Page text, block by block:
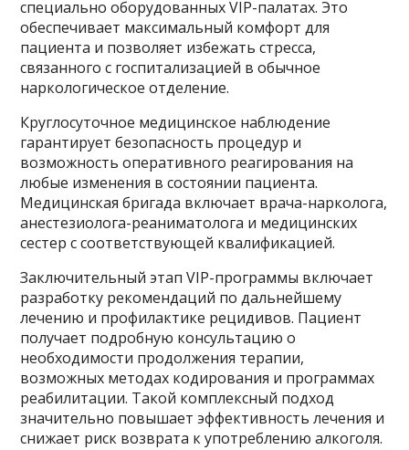
специально оборудованных VIP-палатах. Это
обеспечивает максимальный комфорт для
пациента и позволяет избежать стресса,
связанного с госпитализацией в обычное
наркологическое отделение.
Круглосуточное медицинское наблюдение
гарантирует безопасность процедур и
возможность оперативного реагирования на
любые изменения в состоянии пациента.
Медицинская бригада включает врача-нарколога,
анестезиолога-реаниматолога и медицинских
сестер с соответствующей квалификацией.
Заключительный этап VIP-программы включает
разработку рекомендаций по дальнейшему
лечению и профилактике рецидивов. Пациент
получает подробную консультацию о
необходимости продолжения терапии,
возможных методах кодирования и программах
реабилитации. Такой комплексный подход
значительно повышает эффективность лечения и
снижает риск возврата к употреблению алкоголя.